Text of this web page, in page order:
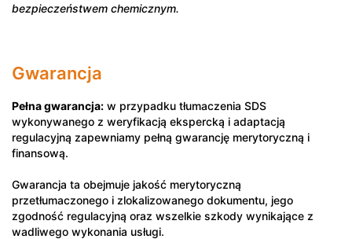
bezpieczeństwem chemicznym.
Gwarancja
Pełna gwarancja: w przypadku tłumaczenia SDS
wykonywanego z weryfikacją ekspercką i adaptacją
regulacyjną zapewniamy pełną gwarancję merytoryczną i
finansową.
Gwarancja ta obejmuje jakość merytoryczną
przetłumaczonego i zlokalizowanego dokumentu, jego
zgodność regulacyjną oraz wszelkie szkody wynikające z
wadliwego wykonania usługi.